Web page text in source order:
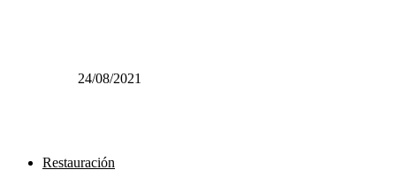
24/08/2021
Restauración